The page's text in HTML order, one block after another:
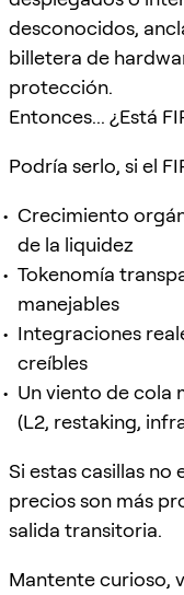
desconocidos,
billetera de
protección.
Entonces... ¿Está
Podría serlo, si el
Crecimiento
de la liquidez
Tokenomía
manejables
Integraciones
creíbles
Un viento de cola
(L2, restaking,
Si estas casillas no
precios son más
salida transitoria.
Mantente curioso,